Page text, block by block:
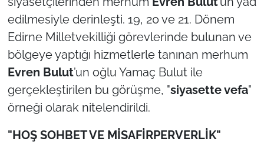
edilmesiyle derinleşti. 19, 20 ve 21. Dönem
Edirne Milletvekilliği görevlerinde bulunan ve
bölgeye yaptığı hizmetlerle tanınan merhum
Evren Bulut’un oğlu Yamaç Bulut ile
gerçekleştirilen bu görüşme, "siyasette vefa"
örneği olarak nitelendirildi.
"HOŞ SOHBET VE MİSAFİRPERVERLİK"
Canlı Maç
Finans
Genel-A
Gündem-Eğitim